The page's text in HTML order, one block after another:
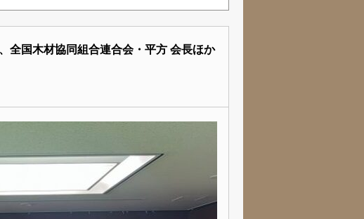
全国木材協同組合連合会・平方 会長ほか